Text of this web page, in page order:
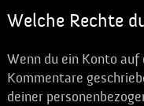
Welche Rechte
Wenn du ein Konto
Kommentare
deiner